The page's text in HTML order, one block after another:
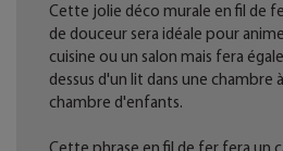
Cette jolie déco murale en fil de
de douceur sera idéale pour
cuisine ou un salon mais fera
dessus d'un lit dans une chambre
chambre d'enfants.